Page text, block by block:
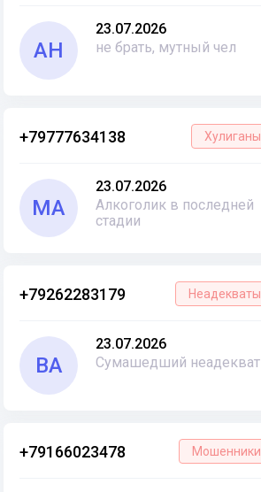
АН
23.07.2026
не брать, мутный чел
+79777634138 Хулиганы
МА
23.07.2026
Алкоголик в последней
стадии
+79262283179 Неадекваты
ВА
23.07.2026
Сумашедший неадекват
+79166023478 Мошенники